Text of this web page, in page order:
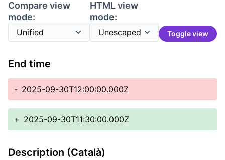
Compare view
mode:
HTML view
mode:
Toggle view
End time
- 2025-09-30T12:00:00.000Z
+ 2025-09-30T11:30:00.000Z
Description (Català)